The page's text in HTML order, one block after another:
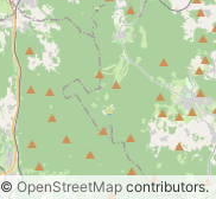
©OpenStreetMap contributors.